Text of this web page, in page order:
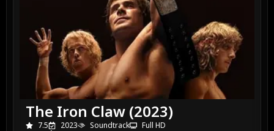
The Iron Claw (2023)
7.5 2023 Soundtrack
Full HD